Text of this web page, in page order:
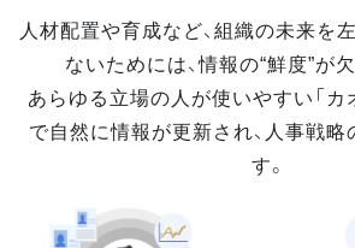
人材配置や育成など、組織の未来を
ないためには、情報の“鮮度”が
あらゆる立場の人が使いやすい「カ
で自然に情報が更新され、人事戦略
す。